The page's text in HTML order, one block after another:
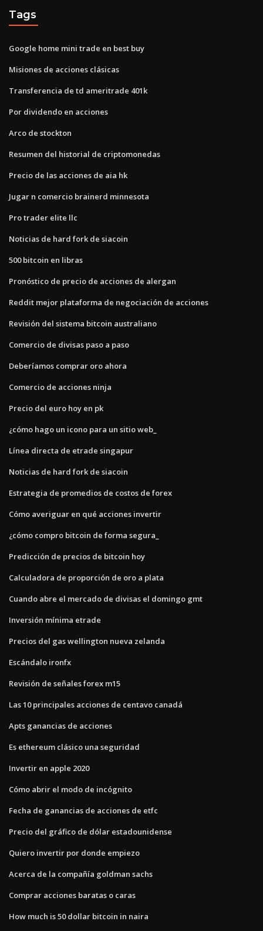
Tags
Google home mini trade en best buy
Misiones de acciones clásicas
Transferencia de td ameritrade 401k
Por dividendo en acciones
Arco de stockton
Resumen del historial de criptomonedas
Precio de las acciones de aia hk
Jugar n comercio brainerd minnesota
Pro trader elite llc
Noticias de hard fork de siacoin
500 bitcoin en libras
Pronóstico de precio de acciones de alergan
Reddit mejor plataforma de negociación de acciones
Revisión del sistema bitcoin australiano
Comercio de divisas paso a paso
Deberíamos comprar oro ahora
Comercio de acciones ninja
Precio del euro hoy en pk
¿cómo hago un icono para un sitio web_
Línea directa de etrade singapur
Noticias de hard fork de siacoin
Estrategia de promedios de costos de forex
Cómo averiguar en qué acciones invertir
¿cómo compro bitcoin de forma segura_
Predicción de precios de bitcoin hoy
Calculadora de proporción de oro a plata
Cuando abre el mercado de divisas el domingo gmt
Inversión mínima etrade
Precios del gas wellington nueva zelanda
Escándalo ironfx
Revisión de señales forex m15
Las 10 principales acciones de centavo canadá
Apts ganancias de acciones
Es ethereum clásico una seguridad
Invertir en apple 2020
Cómo abrir el modo de incógnito
Fecha de ganancias de acciones de etfc
Precio del gráfico de dólar estadounidense
Quiero invertir por donde empiezo
Acerca de la compañía goldman sachs
Comprar acciones baratas o caras
How much is 50 dollar bitcoin in naira